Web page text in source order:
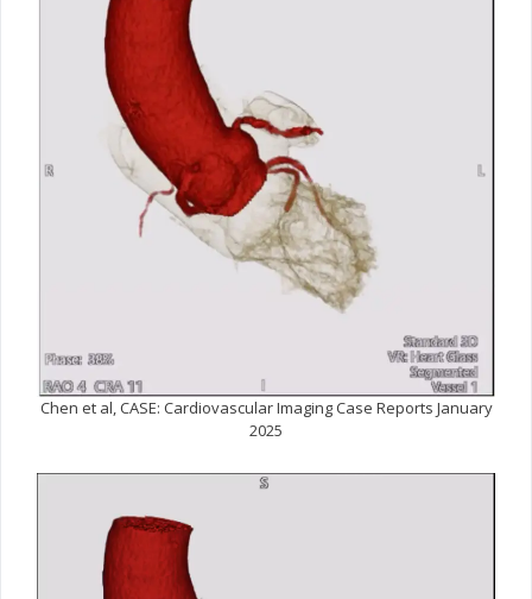
Chen et al, CASE: Cardiovascular Imaging Case Reports January
2025